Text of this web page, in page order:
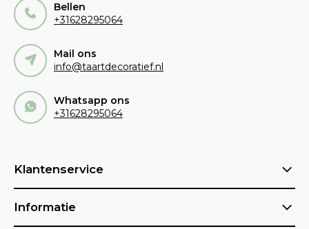
Bellen
+31628295064
Mail ons
info@taartdecoratief.nl
Whatsapp ons
+31628295064
Klantenservice
Informatie